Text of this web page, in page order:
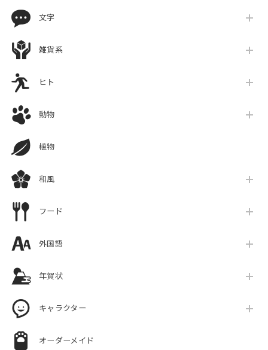
文字
雑貨系
ヒト
動物
植物
和風
フード
外国語
年賀状
キャラクター
オーダーメイド